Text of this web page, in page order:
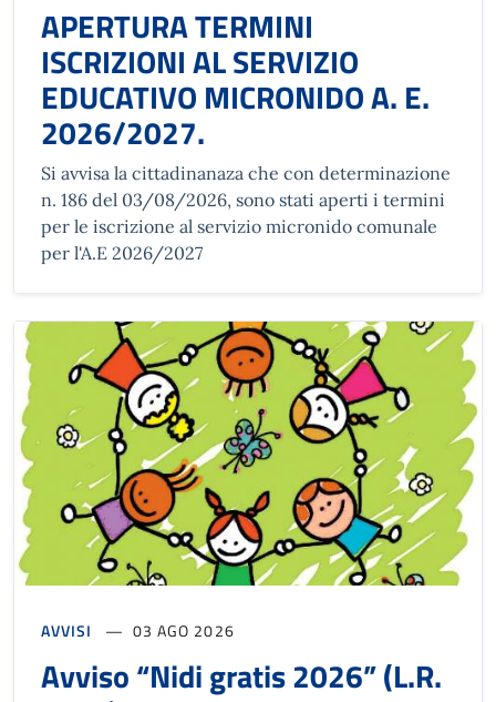
APERTURA TERMINI
ISCRIZIONI AL SERVIZIO
EDUCATIVO MICRONIDO A. E.
2026/2027.
Si avvisa la cittadinanaza che con determinazione
n. 186 del 03/08/2026, sono stati aperti i termini
per le iscrizione al servizio micronido comunale
per l'A.E 2026/2027
AVVISI 03 AGO 2026
Avviso “Nidi gratis 2026” (L.R.